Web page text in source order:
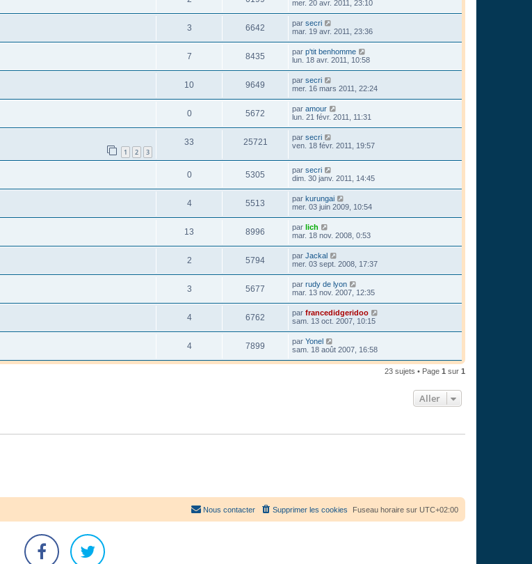
mer. 20 avr. 2011, 23:10
3 6642 par secri
mar. 19 avr. 2011, 23:36
7 8435 par p'tit benhomme
lun. 18 avr. 2011, 10:58
10 9649 par secri
mer. 16 mars 2011, 22:24
0 5672 par amour
lun. 21 févr. 2011, 11:31
1 2 3
33 25721 par secri
ven. 18 févr. 2011, 19:57
0 5305 par secri
dim. 30 janv. 2011, 14:45
4 5513 par kurungai
mer. 03 juin 2009, 10:54
13 8996 par lich
mar. 18 nov. 2008, 0:53
2 5794 par Jackal
mer. 03 sept. 2008, 17:37
3 5677 par rudy de lyon
mar. 13 nov. 2007, 12:35
4 6762 par francedidgeridoo
sam. 13 oct. 2007, 10:15
4 7899 par Yonel
sam. 18 août 2007, 16:58
23 sujets • Page 1 sur 1
Aller
Fuseau horaire sur UTC+02:00
Supprimer les cookies
Nous contacter